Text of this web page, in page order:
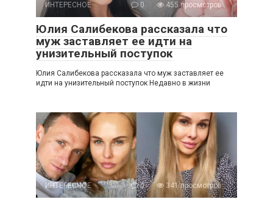
ИНТЕРЕСНОЕ 0 455 просмотров
Юлия Салибекова рассказала что
муж заставляет ее идти на
унизительный поступок
Юлия Салибекова рассказала что муж заставляет ее
идти на унизительный поступок Недавно в жизни
ИНТЕРЕСНОЕ 0 341 просмотров